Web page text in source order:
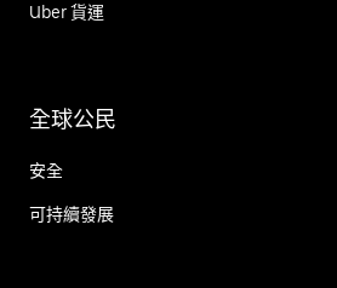
Uber 貨運
全球公民
安全
可持續發展